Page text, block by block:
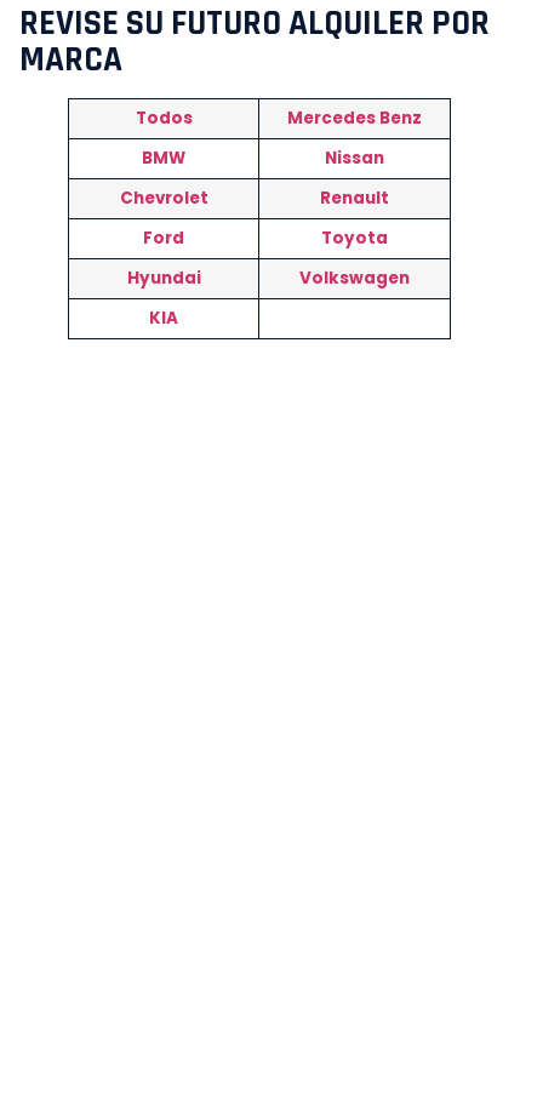
REVISE SU FUTURO ALQUILER POR
MARCA
Todos
Mercedes Benz
BMW
Nissan
Chevrolet
Renault
Ford
Toyota
Hyundai
Volkswagen
KIA